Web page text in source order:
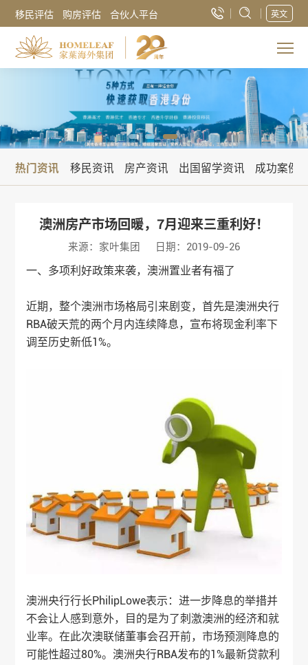
移民评估 购房评估 合伙人平台 英文
热门资讯 移民资讯 房产资讯 出国留学资讯 成功案例
澳洲房产市场回暖，7月迎来三重利好！
来源：家叶集团 日期：2019-09-26
一、多项利好政策来袭，澳洲置业者有福了
近期，整个澳洲市场格局引来剧变，首先是澳洲央行
RBA破天荒的两个月内连续降息，宣布将现金利率下
调至历史新低1%。
澳洲央行行长PhilipLowe表示：进一步降息的举措并
不会让人感到意外，目的是为了刺激澳洲的经济和就
业率。在此次澳联储董事会召开前，市场预测降息的
可能性超过80%。澳洲央行RBA发布的1%最新贷款利